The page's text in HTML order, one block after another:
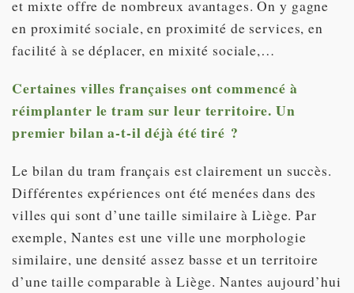
et mixte offre de nombreux avantages. On y gagne
en proximité sociale, en proximité de services, en
facilité à se déplacer, en mixité sociale,…
Certaines villes françaises ont commencé à
réimplanter le tram sur leur territoire. Un
premier bilan a-t-il déjà été tiré ?
Le bilan du tram français est clairement un succès.
Différentes expériences ont été menées dans des
villes qui sont d’une taille similaire à Liège. Par
exemple, Nantes est une ville une morphologie
similaire, une densité assez basse et un territoire
d’une taille comparable à Liège. Nantes aujourd’hui